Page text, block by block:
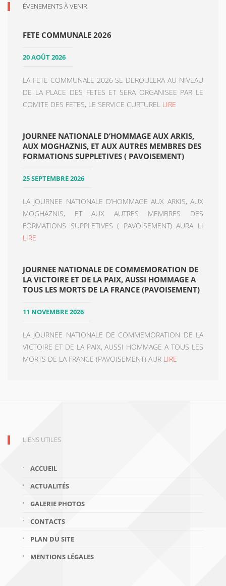
ÉVENEMENTS À VENIR
FETE COMMUNALE 2026
20 AOÛT 2026
LA FETE COMMUNALE 2026 SE DEROULERA AU NIVEAU
DE LA PLACE DES FETES ET SERA ORGANISEE PAR LE
COMITE DES FETES, LE SERVICE CURTUREL LIRE
JOURNEE NATIONALE D’HOMMAGE AUX ARKIS,
AUX MOGHAZNIS, ET AUX AUTRES MEMBRES DES
FORMATIONS SUPPLETIVES ( PAVOISEMENT)
25 SEPTEMBRE 2026
LA JOURNEE NATIONALE D’HOMMAGE AUX ARKIS, AUX
MOGHAZNIS, ET AUX AUTRES MEMBRES DES
FORMATIONS SUPPLETIVES ( PAVOISEMENT) AURA LI
LIRE
JOURNEE NATIONALE DE COMMEMORATION DE
LA VICTOIRE ET DE LA PAIX, AUSSI HOMMAGE A
TOUS LES MORTS DE LA FRANCE (PAVOISEMENT)
11 NOVEMBRE 2026
LA JOURNEE NATIONALE DE COMMEMORATION DE LA
VICTOIRE ET DE LA PAIX, AUSSI HOMMAGE A TOUS LES
MORTS DE LA FRANCE (PAVOISEMENT) AUR LIRE
LIENS UTILES
ACCUEIL
ACTUALITÉS
GALERIE PHOTOS
CONTACTS
PLAN DU SITE
MENTIONS LÉGALES